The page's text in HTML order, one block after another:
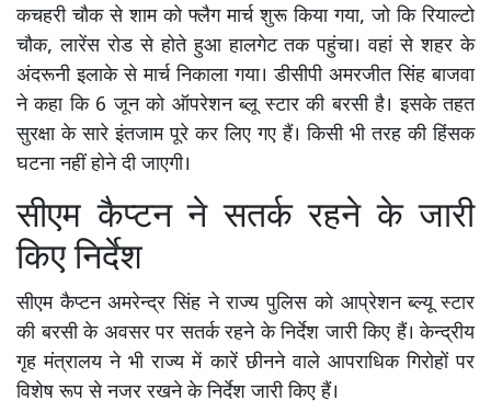
कचहरी चौक से शाम को फ्लैग मार्च शुरू किया गया, जो कि रियाल्टो
चौक, लारेंस रोड से होते हुआ हालगेट तक पहुंचा। वहां से शहर के
अंदरूनी इलाके से मार्च निकाला गया। डीसीपी अमरजीत सिंह बाजवा
ने कहा कि 6 जून को ऑपरेशन ब्लू स्टार की बरसी है। इसके तहत
सुरक्षा के सारे इंतजाम पूरे कर लिए गए हैं। किसी भी तरह की हिंसक
घटना नहीं होने दी जाएगी।
सीएम कैप्टन ने सतर्क रहने के जारी
किए निर्देश
सीएम कैप्टन अमरेन्द्र सिंह ने राज्य पुलिस को आप्रेशन ब्ल्यू स्टार
की बरसी के अवसर पर सतर्क रहने के निर्देश जारी किए हैं। केन्द्रीय
गृह मंत्रालय ने भी राज्य में कारें छीनने वाले आपराधिक गिरोहों पर
विशेष रूप से नजर रखने के निर्देश जारी किए हैं।